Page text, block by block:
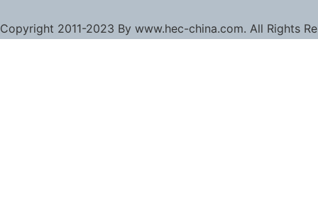
Copyright 2011-2023 By www.hec-china.com. All Rights